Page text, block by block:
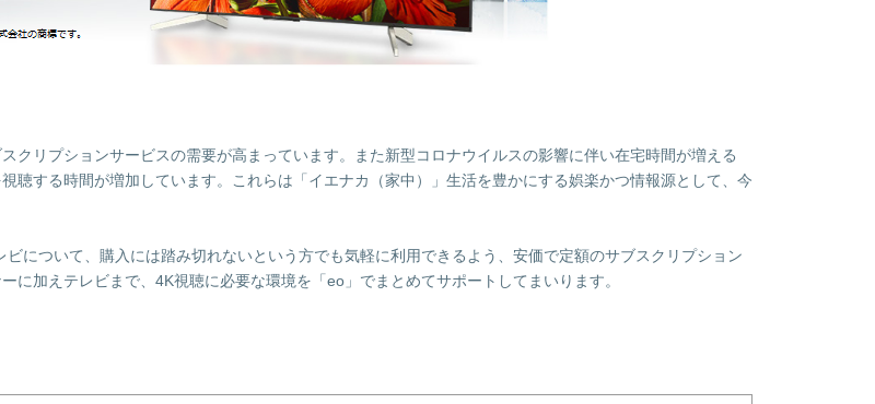
クリプションサービスの需要が高まっています。また新型コロナウイルスの影響に伴い在宅時間が増える
聴する時間が増加しています。これらは「イエナカ（家中）」生活を豊かにする娯楽かつ情報源として、今
について、購入には踏み切れないという方でも気軽に利用できるよう、安価で定額のサブスクリプション
加えテレビまで、4K視聴に必要な環境を「eo」でまとめてサポートしてまいります。